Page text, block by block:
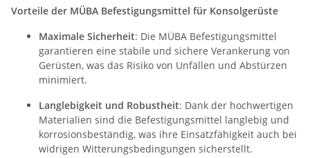
Vorteile der MÜBA Befestigungsmittel für Konsolgerüste
Maximale Sicherheit: Die MÜBA Befestigungsmittel
garantieren eine stabile und sichere Verankerung von
Gerüsten, was das Risiko von Unfällen und Abstürzen
minimiert.
Langlebigkeit und Robustheit: Dank der hochwertigen
Materialien sind die Befestigungsmittel langlebig und
korrosionsbeständig, was ihre Einsatzfähigkeit auch bei
widrigen Witterungsbedingungen sicherstellt.